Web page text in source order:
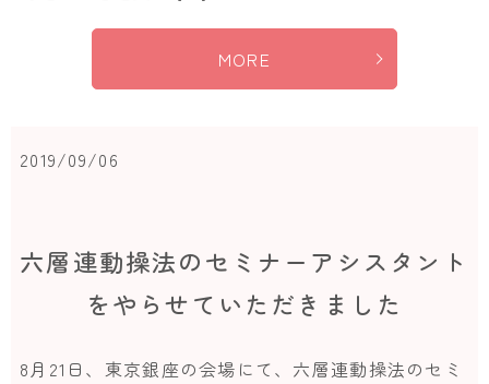
MORE
2019/09/06
六層連動操法のセミナーアシスタント
をやらせていただきました
8月21日、東京銀座の会場にて、六層連動操法のセミ